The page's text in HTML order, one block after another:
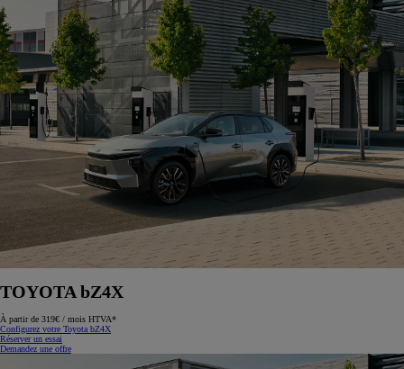
TOYOTA bZ4X
À partir de 319€ / mois HTVA*
Configurez votre Toyota bZ4X
Réserver un essai
Demandez une offre